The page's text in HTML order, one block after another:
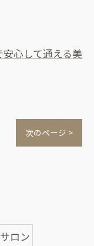
安心して通える美
次のページ >
ロン